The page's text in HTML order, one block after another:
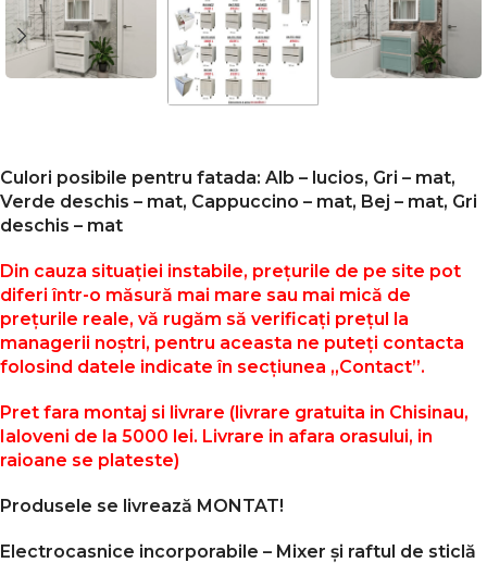
Culori posibile pentru fatada: Alb – lucios, Gri – mat,
Verde deschis – mat, Cappuccino – mat, Bej – mat, Gri
deschis – mat
Din cauza situației instabile, prețurile de pe site pot
diferi într-o măsură mai mare sau mai mică de
prețurile reale, vă rugăm să verificați prețul la
managerii noștri, pentru aceasta ne puteți contacta
folosind datele indicate în secțiunea „Contact”.
Pret fara montaj si livrare (livrare gratuita in Chisinau,
Ialoveni de la 5000 lei. Livrare in afara orasului, in
raioane se plateste)
Produsele se livrează MONTAT!
Electrocasnice incorporabile – Mixer și raftul de sticlă